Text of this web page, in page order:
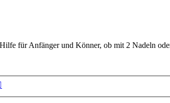
für Anfänger und Könner, ob mit 2 Nadeln